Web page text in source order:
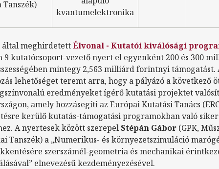
Tanszék)
kvantumelektronika
által meghirdetettÉlvonal - Kutatói kiválósági
9 kutatócsoport-vezető nyert el egyenként 200 és 300
mintegy 2,563 milliárd forintnyi támogatást.
lehetőséget teremt arra, hogy a pályázó a következő
eredményeket ígérő kutatási projektet
amely hozzásegíti az Európai Kutatási Tanács
kerülő kutatás-támogatási programokban való
A nyertesek között szerepelStépán Gábor(GPK,
Tanszék) a „Numerikus- és környezetszimuláció
szerszámél-geometria és mechanikai
elnevezésű kezdeményezésével.